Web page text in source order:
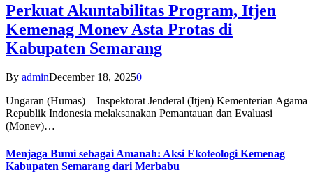
Perkuat Akuntabilitas Program, Itjen
Kemenag Monev Asta Protas di
Kabupaten Semarang
By adminDecember 18, 20250
Ungaran (Humas) – Inspektorat Jenderal (Itjen) Kementerian Agama
Republik Indonesia melaksanakan Pemantauan dan Evaluasi
(Monev)…
Menjaga Bumi sebagai Amanah: Aksi Ekoteologi Kemenag
Kabupaten Semarang dari Merbabu